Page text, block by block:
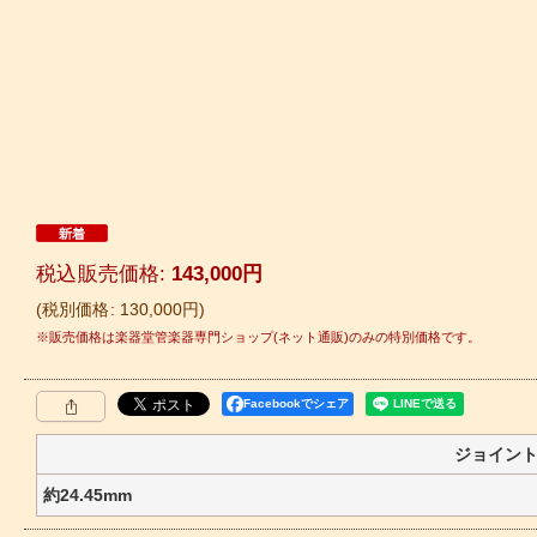
税別価格: 130,000円
税込 : 143,000円
Facebookでシェア
ジョイン
約24.45mm